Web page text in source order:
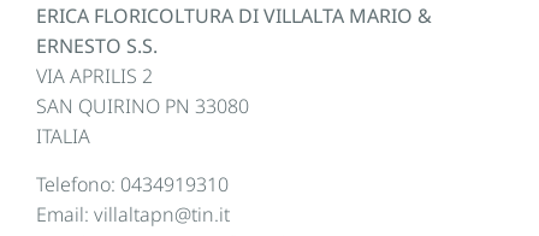
ERICA FLORICOLTURA DI VILLALTA MARIO &
ERNESTO S.S.
VIA APRILIS 2
SAN QUIRINO PN 33080
ITALIA
Telefono: 0434919310
Email: villaltapn@tin.it